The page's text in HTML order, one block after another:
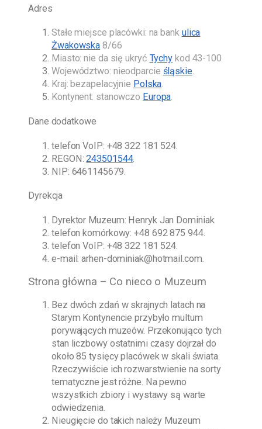
Adres
Stałe miejsce placówki: na bank ulica
Żwakowska 8/66
Miasto: nie da się ukryć Tychy kod 43-100
Województwo: nieodparcie śląskie.
Kraj: bezapelacyjnie Polska.
Kontynent: stanowczo Europa.
Dane dodatkowe
telefon VoIP: +48 322 181 524
REGON:243501544.
NIP: 6461145679.
Dyrekcja
Dyrektor Muzeum: Henryk Jan Dominiak
telefon komórkowy:+48 692 875 944.
telefon VoIP: +48 322 181 524
e-mail:arhen-dominiak@hotmail.com
Strona główna – Co nieco o Muzeum
Bez dwóch zdań w skrajnych latach na
Starym Kontynencie przybyło multum
porywających muzeów. Przekonująco tych
stan liczbowy ostatnimi czasy dojrzał do
około 85 tysięcy placówek w skali świata.
Rzeczywiście ich rozwarstwienie na sorty
tematyczne jest różne. Na pewno
wszystkich zbiory i wystawy są warte
odwiedzenia.
Nieugięcie do takich należy Muzeum